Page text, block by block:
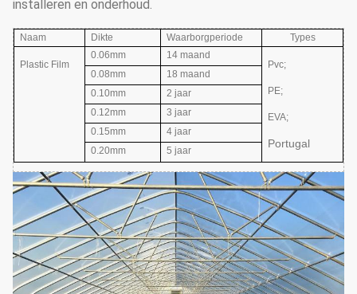
installeren en onderhoud.
Naam Dikte Waarborgperiode Types
Plastic Film
0.06mm
14 maand
Pvc;
PE;
EVA;
Portugal
0.08mm
18 maand
0.10mm
2 jaar
0.12mm
3 jaar
0.15mm
4 jaar
0.20mm
5 jaar